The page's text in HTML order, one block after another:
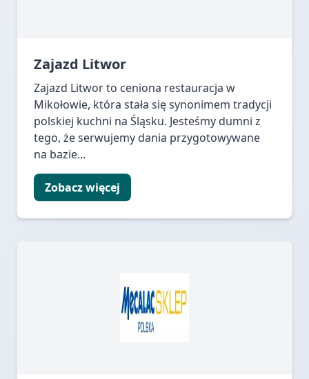
Zajazd Litwor
Zajazd Litwor to ceniona restauracja w
Mikołowie, która stała się synonimem tradycji
polskiej kuchni na Śląsku. Jesteśmy dumni z
tego, że serwujemy dania przygotowywane
na bazie...
Zobacz więcej